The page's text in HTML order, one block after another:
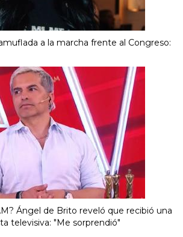
a la marcha frente al Congreso:
Ángel de Brito reveló que recibió una
televisiva: "Me sorprendió"